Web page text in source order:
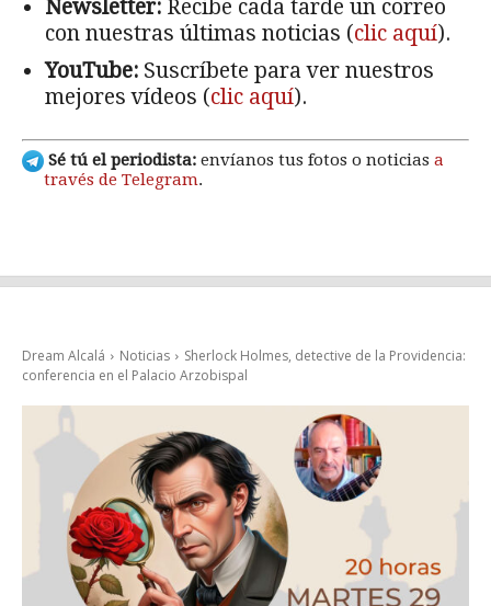
Newsletter: Recibe cada tarde un correo
con nuestras últimas noticias (clic aquí).
YouTube: Suscríbete para ver nuestros
mejores vídeos (clic aquí).
Sé tú el periodista: envíanos tus fotos o noticias a
través de Telegram.